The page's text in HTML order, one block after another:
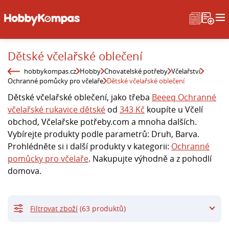
Dětské včelařské oblečení
hobbykompas.cz Hobby Chovatelské potřeby Včelařství
Ochranné pomůcky pro včelaře Dětské včelařské oblečení
Dětské včelařské oblečení, jako třeba Beeeq Ochranné
včelařské rukavice dětské od 343 Kč koupíte u Včelí
obchod, Včelařske potřeby.com a mnoha dalších.
Vybírejte produkty podle parametrů: Druh, Barva.
Prohlédněte si i další produkty v kategorii: Ochranné
pomůcky pro včelaře. Nakupujte výhodně a z pohodlí
domova.
Filtrovat zboží (63 produktů)